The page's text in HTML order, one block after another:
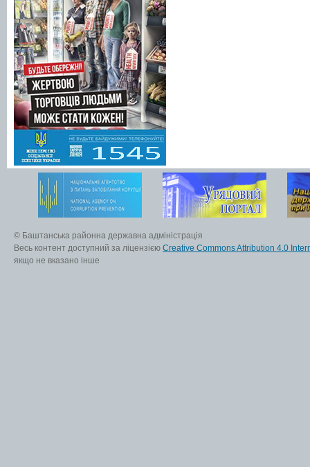
© Баштанська районна державна адміністрація
Весь контент доступний за ліцензією Creative Commons Attribution 4.0
якщо не вказано інше